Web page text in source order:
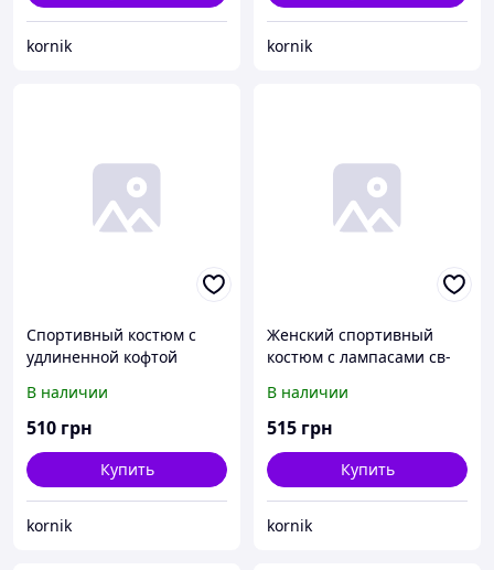
kornik kornik
Спортивный костюм с
удлиненной кофтой
В наличии
510 грн
Купить
kornik
Женский спортивный
костюм с лампасами св-
В наличии
515 грн
Купить
kornik